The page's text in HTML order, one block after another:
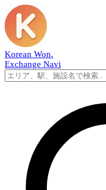
Korean Won.
Exchange Navi